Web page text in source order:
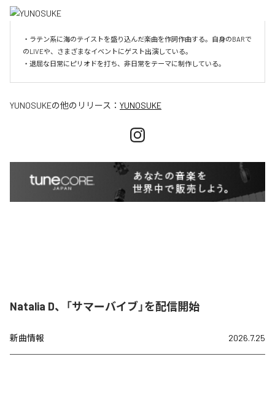
・ラテン系に海のテイストを盛り込んだ楽曲を作詞作曲する。自身のBARで
のLIVEや、さまざまなイベントにゲスト出演している。
・退屈な日常にピリオドを打ち、非日常をテーマに制作している。
YUNOSUKEの他のリリース： YUNOSUKE
Natalia D、「サマーバイブ」を配信開始
新曲情報 2026.7.25